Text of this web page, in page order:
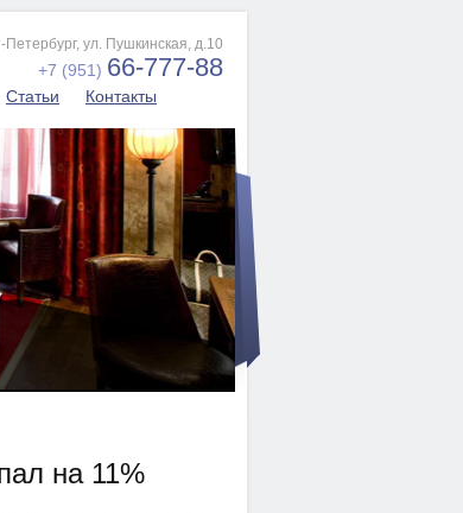
Петербург, ул. Пушкинская, д.10
+7 (951) 66-777-88
Статьи Контакты
на 11%